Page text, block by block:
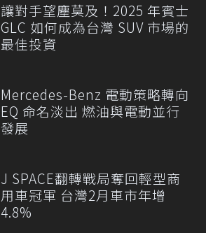
讓對手望塵莫及！2025 年賓士
GLC 如何成為台灣 SUV 市場的
最佳投資
Mercedes-Benz 電動策略轉向
EQ 命名淡出 燃油與電動並行
發展
J SPACE翻轉戰局奪回輕型商
用車冠軍 台灣2月車市年增
4.8%